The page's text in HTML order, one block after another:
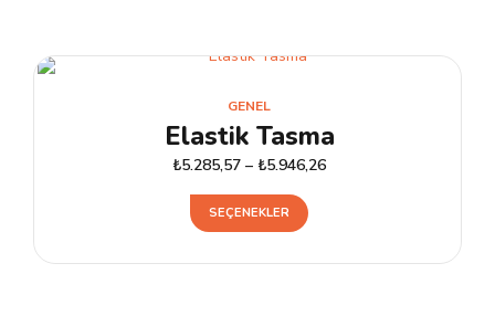
GENEL
Elastik Tasma
₺5.285,57 – ₺5.946,26
SEÇENEKLER
Bu
birden